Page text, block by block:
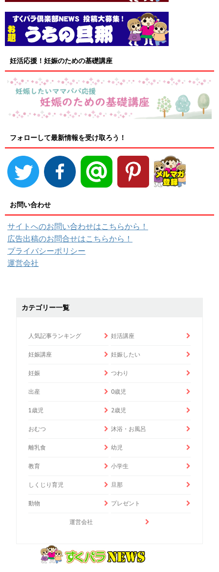
妊活応援！妊娠のための基礎講座
フォローして最新情報を受け取ろう！
お問い合わせ
サイトへのお問い合わせはこちらから！
広告出稿のお問合せはこちらから！
プライバシーポリシー
運営会社
カテゴリー一覧
人気記事ランキング 妊活講座
妊娠講座 妊娠したい
妊娠 つわり
出産 0歳児
1歳児 2歳児
おむつ 沐浴・お風呂
離乳食 幼児
教育 小学生
しくじり育児 旦那
動物 プレゼント
運営会社